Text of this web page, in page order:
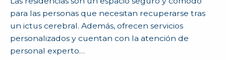
para las personas que necesitan recuperarse tras
un ictus cerebral. Además, ofrecen servicios
personalizados y cuentan con la atención de
personal experto…